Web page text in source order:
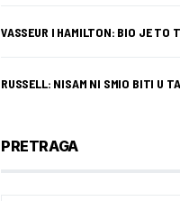
VASSEUR I HAMILTON: BIO JE TO
RUSSELL: NISAM NI SMIO BITI U
PRETRAGA